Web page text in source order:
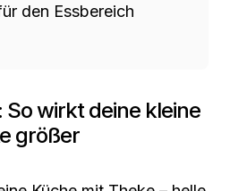
den Essbereich
wirkt deine kleine
größer